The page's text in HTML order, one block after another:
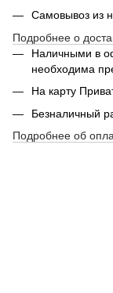
Самовывоз из
Подробнее о
Наличными в
необходима
На карту
Безналичный
Подробнее об